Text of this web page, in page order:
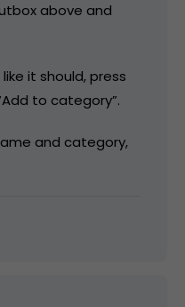
above and
it should, press
to category”.
and category,